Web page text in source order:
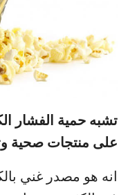
تشبه حمية الفشار
على منتجات صحية
انه هو مصدر غني